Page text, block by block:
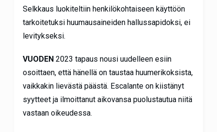
Selkkaus luokiteltiin henkilökohtaiseen käyttöön
tarkoitetuksi huumausaineiden hallussapidoksi, ei
levitykseksi.
VUODEN2023 tapaus nousi uudelleen esiin
osoittaen, että hänellä on taustaa huumerikoksista,
vaikkakin lievästä päästä. Escalante on kiistänyt
syytteet ja ilmoittanut aikovansa puolustautua niitä
vastaan oikeudessa.